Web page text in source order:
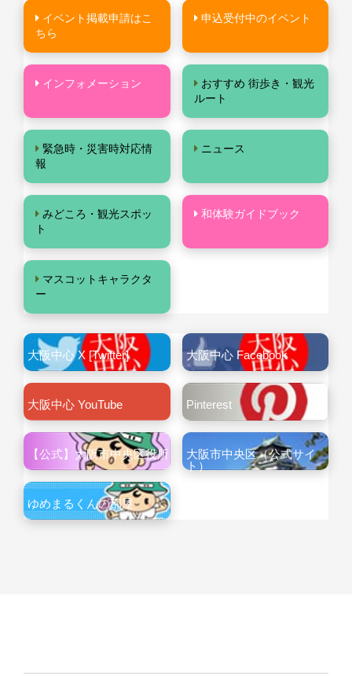
イベント掲載申請はこ
ちら
申込受付中のイベント
インフォメーション
おすすめ 街歩き・観光
ルート
緊急時・災害時対応情
報
ニュース
みどころ・観光スポッ
ト
和体験ガイドブック
マスコットキャラクタ
ー
大阪中心 X [Twitter] 大阪中心 Facebook
大阪中心 YouTube Pinterest
【公式】大阪市中央区役所
大阪市中央区（公式サイ
ト）
ゆめまるくんの部屋